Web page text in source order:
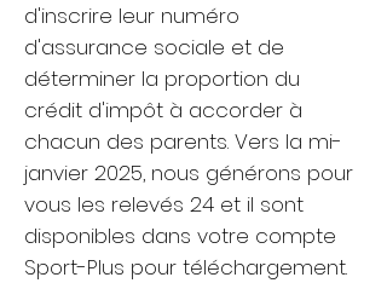
d'inscrire leur numéro
d'assurance sociale et de
déterminer la proportion du
crédit d'impôt à accorder à
chacun des parents. Vers la mi-
janvier 2025, nous générons pour
vous les relevés 24 et il sont
disponibles dans votre compte
Sport-Plus pour téléchargement.